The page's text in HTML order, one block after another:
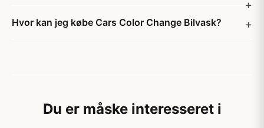
Hvor kan jeg købe Cars Color Change Bilvask?
Du er måske interesseret i